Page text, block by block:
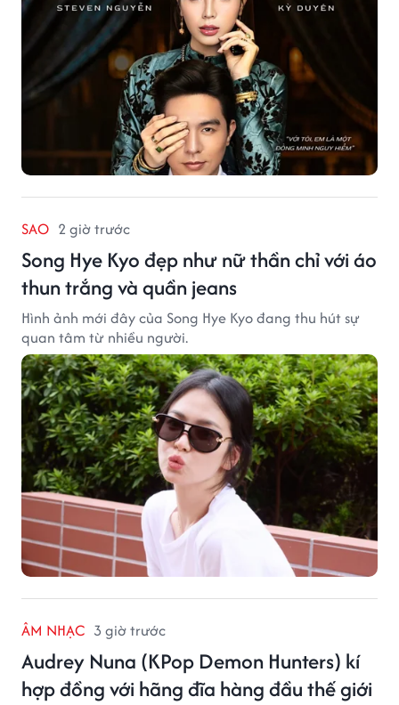
SAO 2 giờ trước
Song Hye Kyo đẹp như nữ thần chỉ với áo
thun trắng và quần jeans
Hình ảnh mới đây của Song Hye Kyo đang thu hút sự
quan tâm từ nhiều người.
ÂM NHẠC 3 giờ trước
Audrey Nuna (KPop Demon Hunters) kí
hợp đồng với hãng đĩa hàng đầu thế giới